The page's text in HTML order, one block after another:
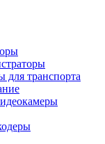
для транспорта